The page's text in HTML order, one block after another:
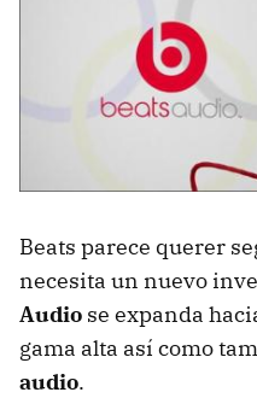
Beats parece querer
necesita un nuevo
Audio se expanda
gama alta así como
audio.